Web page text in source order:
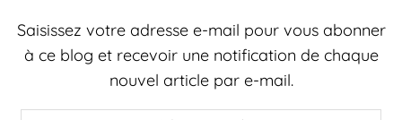
Saisissez votre adresse e-mail pour vous abonner
à ce blog et recevoir une notification de chaque
nouvel article par e-mail.